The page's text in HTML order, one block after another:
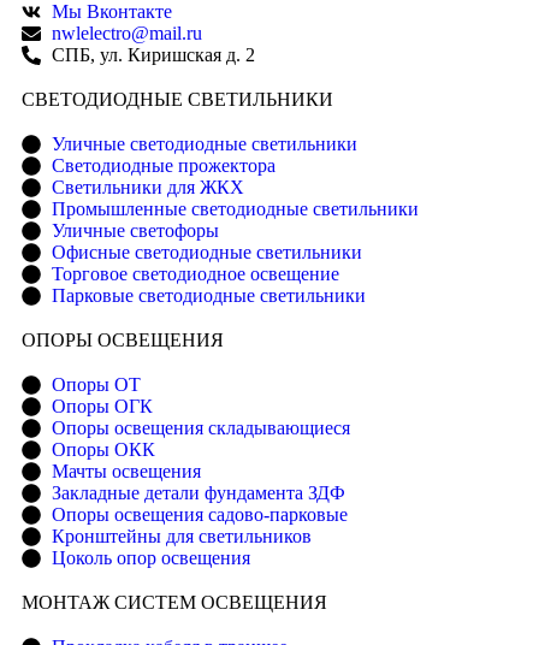
Мы Вконтакте
nwlelectro@mail.ru
СПБ, ул. Киришская д. 2
CВЕТОДИОДНЫЕ СВЕТИЛЬНИКИ
Уличные светодиодные светильники
Светодиодные прожектора
Светильники для ЖКХ
Промышленные светодиодные светильники
Уличные светофоры
Офисные светодиодные светильники
Торговое светодиодное освещение
Парковые светодиодные светильники
ОПОРЫ ОСВЕЩЕНИЯ
Опоры ОТ
Опоры ОГК
Опоры освещения складывающиеся
Опоры ОКК
Мачты освещения
Закладные детали фундамента ЗДФ
Опоры освещения садово-парковые
Кронштейны для светильников
Цоколь опор освещения
МОНТАЖ СИСТЕМ ОСВЕЩЕНИЯ